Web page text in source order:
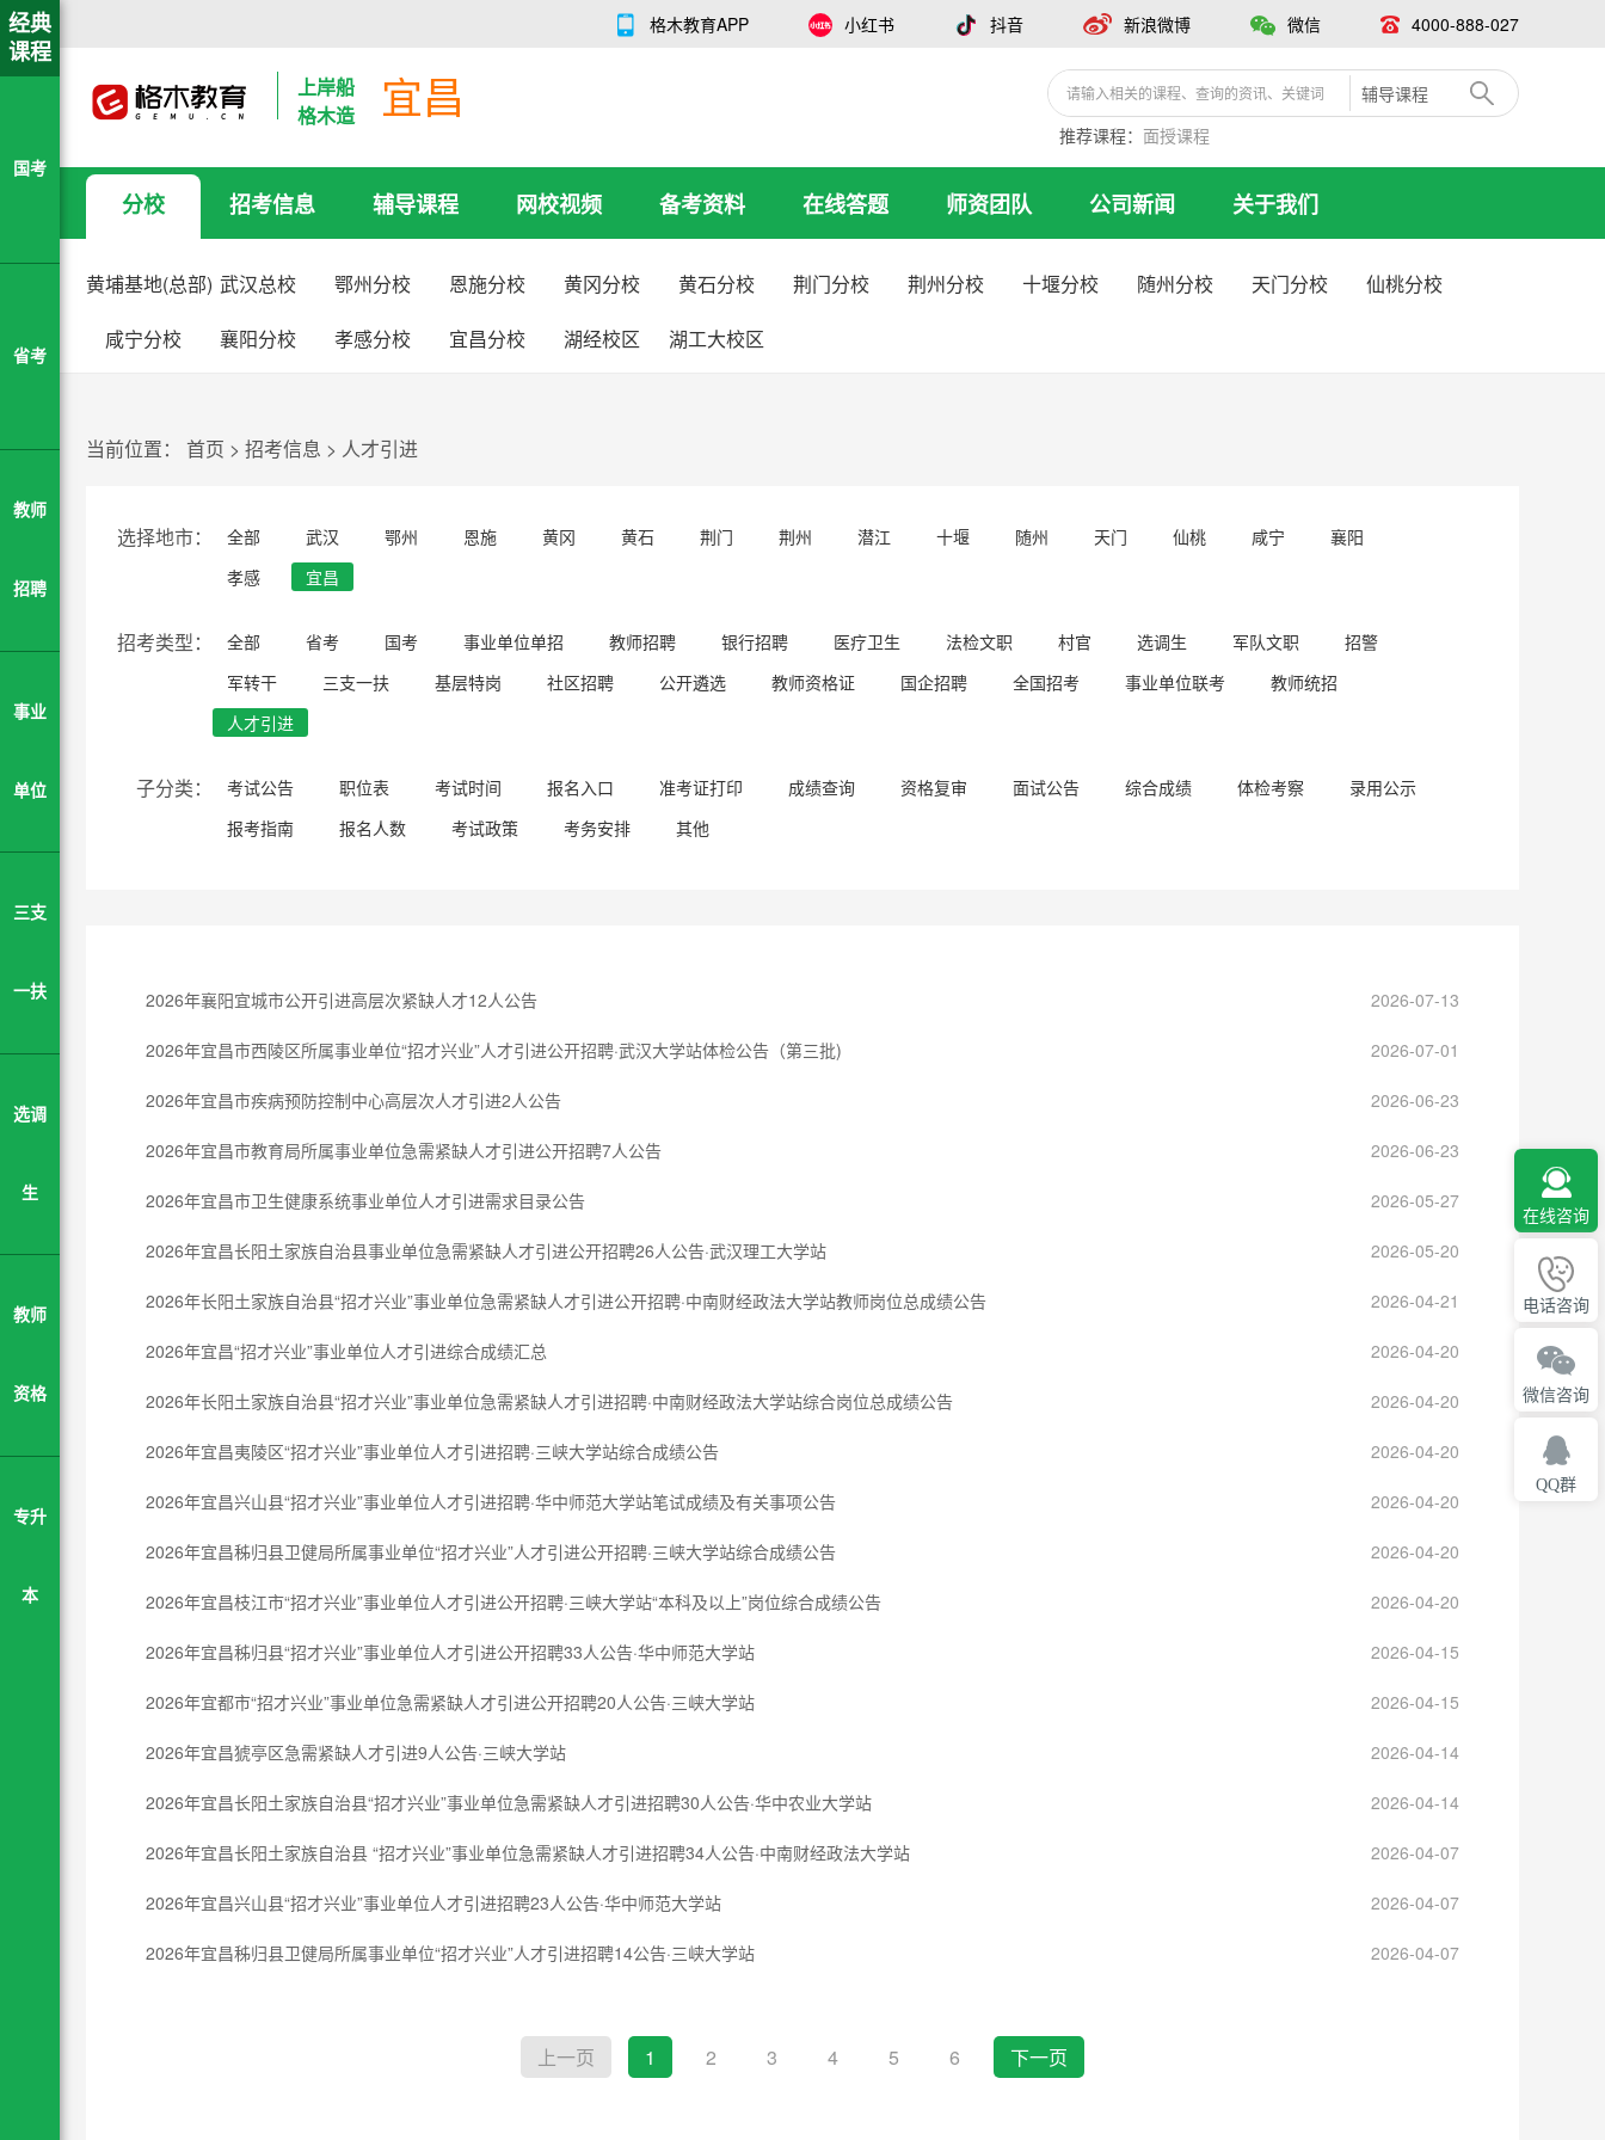
格木教育APP 小红书 抖音 新浪微博 微信 4000-888-027
上岸船
格木造
宜昌
辅导课程
推荐课程： 面授课程
分校 招考信息 辅导课程 网校视频 备考资料 在线答题 师资团队 公司新闻 关于我们
黄埔基地(总部) 武汉总校 鄂州分校 恩施分校 黄冈分校 黄石分校 荆门分校 荆州分校 十堰分校 随州分校 天门分校
仙桃分校
咸宁分校
襄阳分校 孝感分校 宜昌分校 湖经校区 湖工大校区
经典
课程
国考
省考
教师
招聘
事业
单位
三支
一扶
选调
生
教师
资格
专升
本
当前位置： 首页 > 招考信息 > 人才引进
选择地市： 全部 武汉 鄂州 恩施 黄冈 黄石 荆门 荆州 潜江 十堰 随州 天门 仙桃 咸宁
襄阳
孝感
宜昌
招考类型： 全部 省考 国考 事业单位单招 教师招聘 银行招聘 医疗卫生 法检文职 村官 选调生 军队文职
招警
军转干
三支一扶 基层特岗 社区招聘 公开遴选 教师资格证 国企招聘 全国招考 事业单位联考
教师统招
人才引进
子分类： 考试公告 职位表 考试时间 报名入口 准考证打印 成绩查询 资格复审 面试公告 综合成绩 体检考察
录用公示
报考指南
报名人数 考试政策 考务安排 其他
2026年襄阳宜城市公开引进高层次紧缺人才12人公告 2026-07-13
2026年宜昌市西陵区所属事业单位“招才兴业”人才引进公开招聘·武汉大学站体检公告（第三批) 2026-07-01
2026年宜昌市疾病预防控制中心高层次人才引进2人公告 2026-06-23
2026年宜昌市教育局所属事业单位急需紧缺人才引进公开招聘7人公告 2026-06-23
2026年宜昌市卫生健康系统事业单位人才引进需求目录公告 2026-05-27
2026年宜昌长阳土家族自治县事业单位急需紧缺人才引进公开招聘26人公告·武汉理工大学站 2026-05-20
2026年长阳土家族自治县“招才兴业”事业单位急需紧缺人才引进公开招聘·中南财经政法大学站教师岗位总成绩公告 2026-04-21
2026年宜昌“招才兴业”事业单位人才引进综合成绩汇总 2026-04-20
2026年长阳土家族自治县“招才兴业”事业单位急需紧缺人才引进招聘·中南财经政法大学站综合岗位总成绩公告 2026-04-20
2026年宜昌夷陵区“招才兴业”事业单位人才引进招聘·三峡大学站综合成绩公告 2026-04-20
2026年宜昌兴山县“招才兴业”事业单位人才引进招聘·华中师范大学站笔试成绩及有关事项公告 2026-04-20
2026年宜昌秭归县卫健局所属事业单位“招才兴业”人才引进公开招聘·三峡大学站综合成绩公告 2026-04-20
2026年宜昌枝江市“招才兴业”事业单位人才引进公开招聘·三峡大学站“本科及以上”岗位综合成绩公告 2026-04-20
2026年宜昌秭归县“招才兴业”事业单位人才引进公开招聘33人公告·华中师范大学站 2026-04-15
2026年宜都市“招才兴业”事业单位急需紧缺人才引进公开招聘20人公告·三峡大学站 2026-04-15
2026年宜昌猇亭区急需紧缺人才引进9人公告·三峡大学站 2026-04-14
2026年宜昌长阳土家族自治县“招才兴业”事业单位急需紧缺人才引进招聘30人公告·华中农业大学站 2026-04-14
2026年宜昌长阳土家族自治县 “招才兴业”事业单位急需紧缺人才引进招聘34人公告·中南财经政法大学站 2026-04-07
2026年宜昌兴山县“招才兴业”事业单位人才引进招聘23人公告·华中师范大学站 2026-04-07
2026年宜昌秭归县卫健局所属事业单位“招才兴业”人才引进招聘14公告·三峡大学站 2026-04-07
上一页 1 2 3 4 5 6 下一页
在线咨询
电话咨询
微信咨询
QQ群